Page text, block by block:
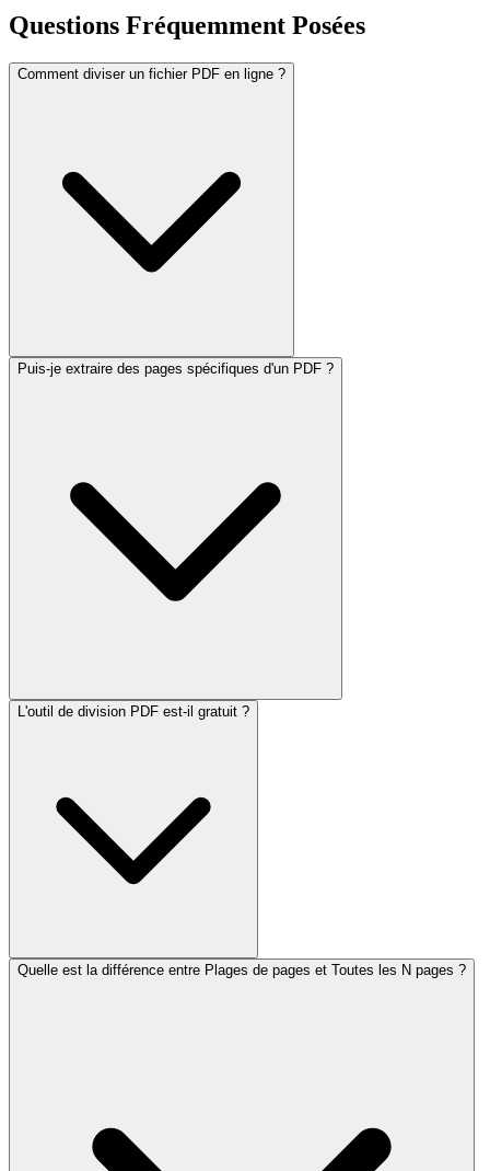
Questions Fréquemment Posées
Comment diviser un fichier PDF en ligne ?
Puis-je extraire des pages spécifiques d'un PDF ?
L'outil de division PDF est-il gratuit ?
Quelle est la différence entre Plages de pages et Toutes les N pages ?